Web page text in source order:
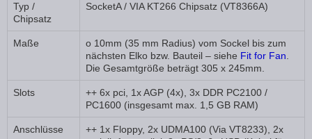
Typ /
Chipsatz
SocketA / VIA KT266 Chipsatz (VT8366A)
Maße
o 10mm (35 mm Radius) vom Sockel bis zum
nächsten Elko bzw. Bauteil – siehe Fit for Fan.
Die Gesamtgröße beträgt 305 x 245mm.
Slots
++ 6x pci, 1x AGP (4x), 3x DDR PC2100 /
PC1600 (insgesamt max. 1,5 GB RAM)
Anschlüsse
++ 1x Floppy, 2x UDMA100 (Via VT8233), 2x